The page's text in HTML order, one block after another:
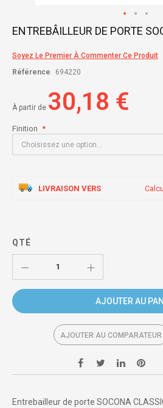
Skip
beginning
of
gallery
ENTREBÂILLEUR DE PORTE
Soyez Le Premier À Commenter Ce Produit
Référence
694220
À partir de 30,18 €
Finition
LIVRAISON VERS
QTÉ
AJOUTER AU
AJOUTER AU COMPARATEUR
Entrebailleur de porte SOCONA